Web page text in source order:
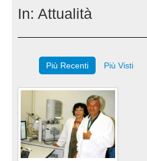
In: Attualità
Più Recenti Più Visti